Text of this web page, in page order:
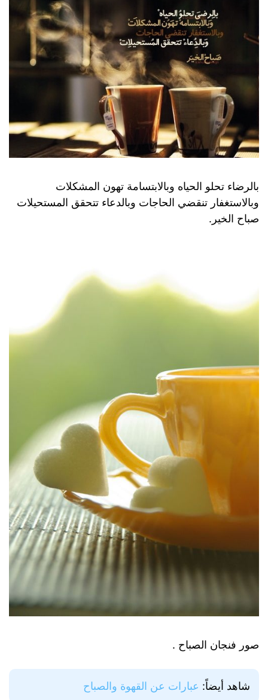
بالرضاء تحلو الحياه وبالابتسامة تهون المشكلات
وبالاستغفار تنقضي الحاجات وبالدعاء تتحقق المستحيلات
صباح الخير.
صور فنجان الصباح .
شاهد أيضاً: عبارات عن القهوة والصباح